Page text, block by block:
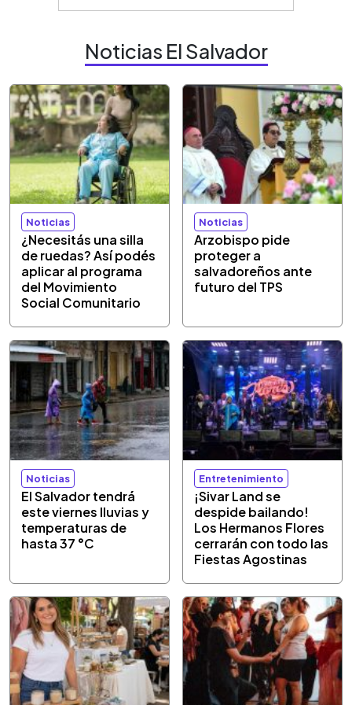
Noticias El Salvador
Noticias
¿Necesitás una silla
de ruedas? Así podés
aplicar al programa
del Movimiento
Social Comunitario
Noticias
Arzobispo pide
proteger a
salvadoreños ante
futuro del TPS
Noticias
El Salvador tendrá
este viernes lluvias y
temperaturas de
hasta 37 °C
Entretenimiento
¡Sivar Land se
despide bailando!
Los Hermanos Flores
cerrarán con todo las
Fiestas Agostinas